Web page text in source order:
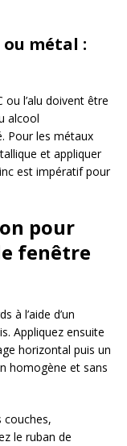
ou métal :
l’alu doivent être
alcool
Pour les métaux
et appliquer
est impératif pour
pour
fenêtre
à l’aide d’un
Appliquez ensuite
horizontal puis un
homogène et sans
couches,
le ruban de